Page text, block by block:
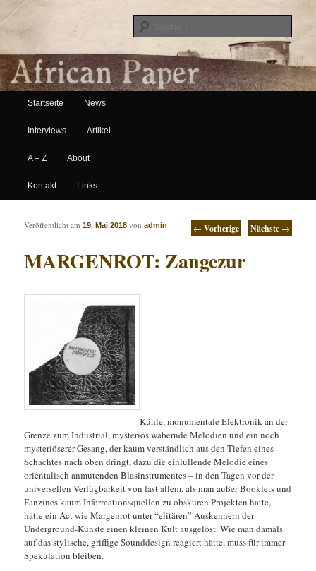
African Paper
Hauptmenü
Zum Inhalt wechseln
Zum sekundären Inhalt wechseln
Startseite News
Interviews Artikel
A – Z About
Kontakt Links
Artikelnavigation ← Vorherige Nächste →
MARGENROT: Zangezur
Veröffentlicht am19. Mai 2018 vonadmin
Kühle, monumentale Elektronik an der
Grenze zum Industrial, mysteriös wabernde Melodien und ein noch
mysteriöserer Gesang, der kaum verständlich aus den Tiefen eines
Schachtes nach oben dringt, dazu die einlullende Melodie eines
orientalisch anmutenden Blasinstrumentes – in den Tagen vor der
universellen Verfügbarkeit von fast allem, als man außer Booklets und
Fanzines kaum Informationsquellen zu obskuren Projekten hatte,
hätte ein Act wie Margenrot unter“elitären” Auskennern der
Underground-Künste einen kleinen Kult ausgelöst. Wie man damals
auf das stylische, griffige Sounddesign reagiert hätte, muss für immer
Spekulation bleiben.